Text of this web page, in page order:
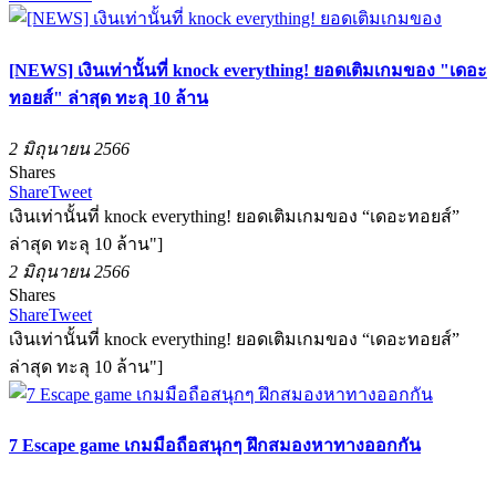
[NEWS] เงินเท่านั้นที่ knock everything! ยอดเติมเกมของ "เดอะ
ทอยส์" ล่าสุด ทะลุ 10 ล้าน
2 มิถุนายน 2566
Shares
ShareTweet
เงินเท่านั้นที่ knock everything! ยอดเติมเกมของ “เดอะทอยส์”
ล่าสุด ทะลุ 10 ล้าน"]
2 มิถุนายน 2566
Shares
ShareTweet
เงินเท่านั้นที่ knock everything! ยอดเติมเกมของ “เดอะทอยส์”
ล่าสุด ทะลุ 10 ล้าน"]
7 Escape game เกมมือถือสนุกๆ ฝึกสมองหาทางออกกัน